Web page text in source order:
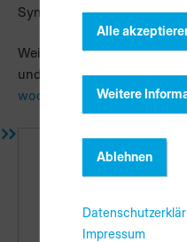
Synchronisation
Weitere Informationen
und im KapitelImport von
woodStore
Import von
Alle
Weitere
Ablehnen
Impressum